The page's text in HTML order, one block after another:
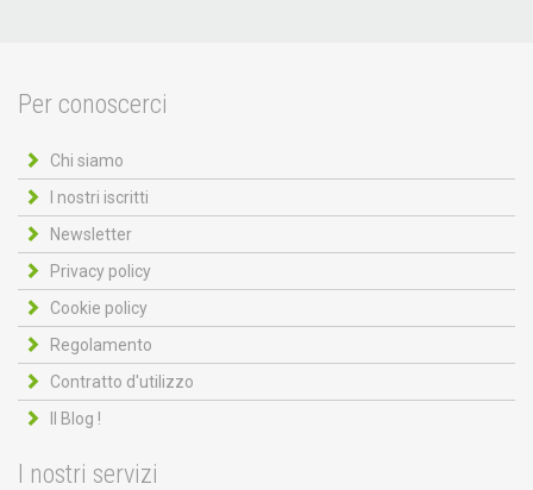
Per conoscerci
Chi siamo
I nostri iscritti
Newsletter
Privacy policy
Cookie policy
Regolamento
Contratto d'utilizzo
Il Blog !
I nostri servizi